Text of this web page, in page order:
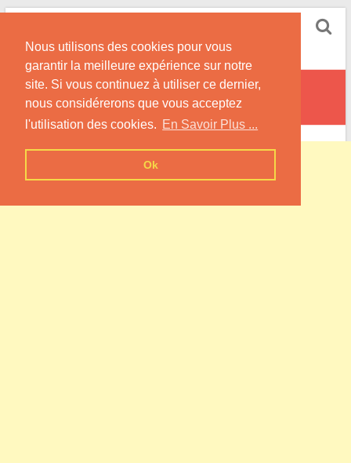
Nous utilisons des cookies pour vous
garantir la meilleure expérience sur notre
site. Si vous continuez à utiliser ce dernier,
nous considérerons que vous acceptez
l'utilisation des cookies. En Savoir Plus ...
Ok
Skip
content
Informations sur les Pompes à Chaleur
Narp